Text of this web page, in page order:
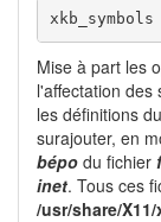
Mise à part les
l'affectation des
les définitions
surajouter, en
bépo du fichier
inet. Tous ces
/usr/share/